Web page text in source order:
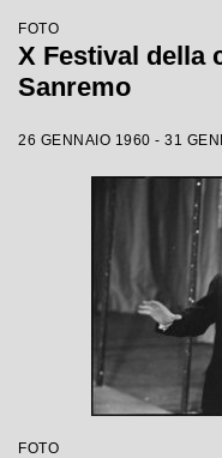
FOTO
X Festival della
Sanremo
26 GENNAIO 1960 - 31
FOTO